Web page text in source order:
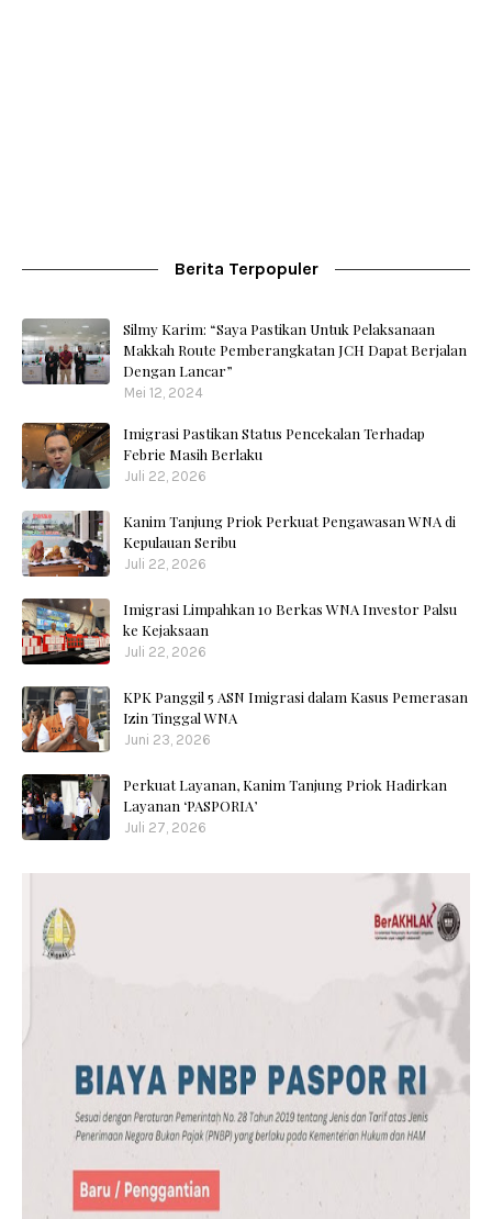
Berita Terpopuler
Silmy Karim: “Saya Pastikan Untuk Pelaksanaan
Makkah Route Pemberangkatan JCH Dapat Berjalan
Dengan Lancar”
Mei 12, 2024
Imigrasi Pastikan Status Pencekalan Terhadap
Febrie Masih Berlaku
Juli 22, 2026
Kanim Tanjung Priok Perkuat Pengawasan WNA di
Kepulauan Seribu
Juli 22, 2026
Imigrasi Limpahkan 10 Berkas WNA Investor Palsu
ke Kejaksaan
Juli 22, 2026
KPK Panggil 5 ASN Imigrasi dalam Kasus Pemerasan
Izin Tinggal WNA
Juni 23, 2026
Perkuat Layanan, Kanim Tanjung Priok Hadirkan
Layanan ‘PASPORIA’
Juli 27, 2026